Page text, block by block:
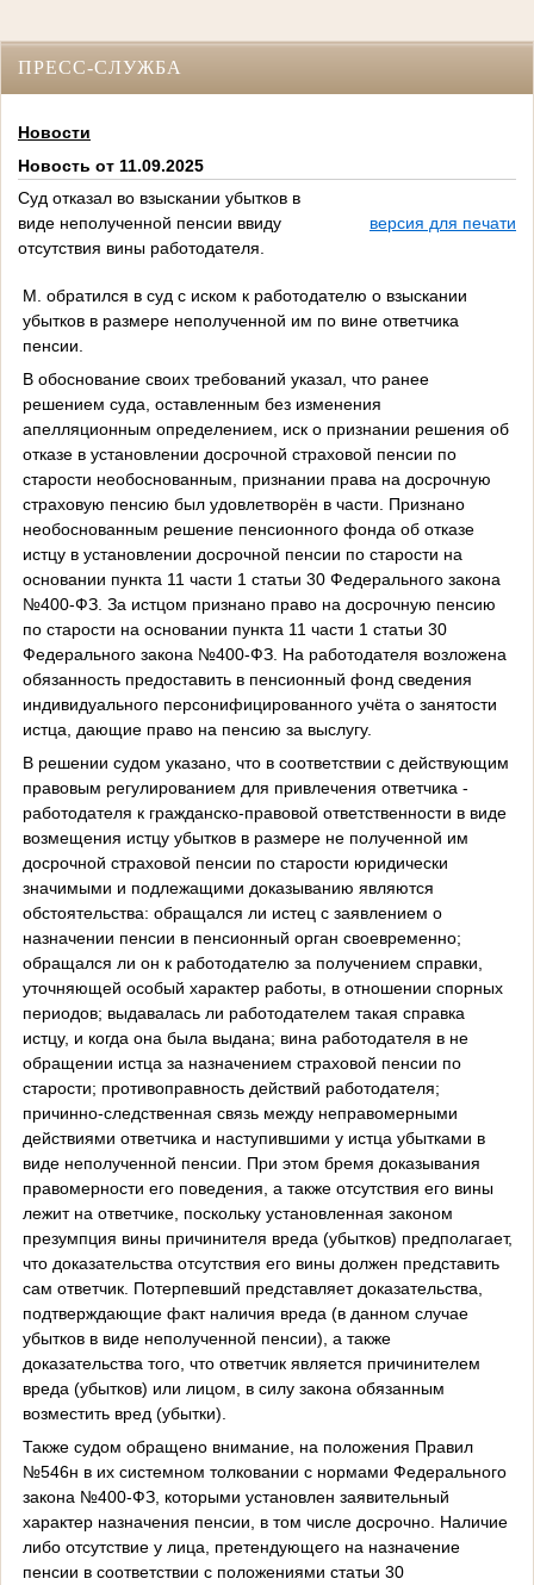
ПРЕСС-СЛУЖБА
Новости
Новость от 11.09.2025
Суд отказал во взыскании убытков в
виде неполученной пенсии ввиду
отсутствия вины работодателя.
версия для печати
М. обратился в суд с иском к работодателю о взыскании
убытков в размере неполученной им по вине ответчика
пенсии.
В обоснование своих требований указал, что ранее
решением суда, оставленным без изменения
апелляционным определением, иск о признании решения об
отказе в установлении досрочной страховой пенсии по
старости необоснованным, признании права на досрочную
страховую пенсию был удовлетворён в части. Признано
необоснованным решение пенсионного фонда об отказе
истцу в установлении досрочной пенсии по старости на
основании пункта 11 части 1 статьи 30 Федерального закона
№400-ФЗ. За истцом признано право на досрочную пенсию
по старости на основании пункта 11 части 1 статьи 30
Федерального закона №400-ФЗ. На работодателя возложена
обязанность предоставить в пенсионный фонд сведения
индивидуального персонифицированного учёта о занятости
истца, дающие право на пенсию за выслугу.
В решении судом указано, что в соответствии с действующим
правовым регулированием для привлечения ответчика -
работодателя к гражданско-правовой ответственности в виде
возмещения истцу убытков в размере не полученной им
досрочной страховой пенсии по старости юридически
значимыми и подлежащими доказыванию являются
обстоятельства: обращался ли истец с заявлением о
назначении пенсии в пенсионный орган своевременно;
обращался ли он к работодателю за получением справки,
уточняющей особый характер работы, в отношении спорных
периодов; выдавалась ли работодателем такая справка
истцу, и когда она была выдана; вина работодателя в не
обращении истца за назначением страховой пенсии по
старости; противоправность действий работодателя;
причинно-следственная связь между неправомерными
действиями ответчика и наступившими у истца убытками в
виде неполученной пенсии. При этом бремя доказывания
правомерности его поведения, а также отсутствия его вины
лежит на ответчике, поскольку установленная законом
презумпция вины причинителя вреда (убытков) предполагает,
что доказательства отсутствия его вины должен представить
сам ответчик. Потерпевший представляет доказательства,
подтверждающие факт наличия вреда (в данном случае
убытков в виде неполученной пенсии), а также
доказательства того, что ответчик является причинителем
вреда (убытков) или лицом, в силу закона обязанным
возместить вред (убытки).
Также судом обращено внимание, на положения Правил
№546н в их системном толковании с нормами Федерального
закона №400-ФЗ, которыми установлен заявительный
характер назначения пенсии, в том числе досрочно. Наличие
либо отсутствие у лица, претендующего на назначение
пенсии в соответствии с положениями статьи 30